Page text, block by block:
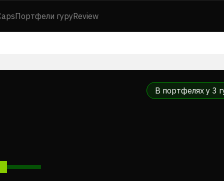
Портфели гуруReview
В портфелях у 3